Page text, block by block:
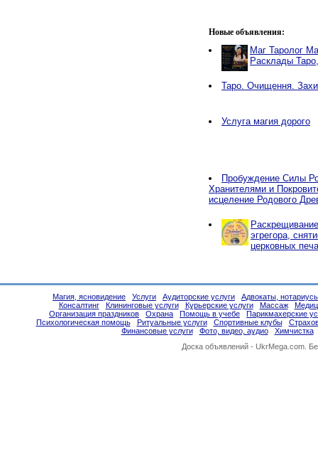
Новые объявления:
Маг Таролог
Расклады
Таро. Очищення.
Услуга магия дорого
Пробуждение Силы
Хранителями и
исцеление Родового
эгрегора,
церковных
Магия, ясновидение Услуги Аудиторские услуги
Адвокаты,
Консалтинг
Клининговые услуги Курьерские услуги Массаж
Организация праздников
Охрана Помощь в учебе
Парикмахерские
Психологическая помощь
Ритуальные услуги Спортивные клубы
Финансовые услуги
Фото, видео, аудио
Химчистка
Доска объявлений - UkrMega.com.